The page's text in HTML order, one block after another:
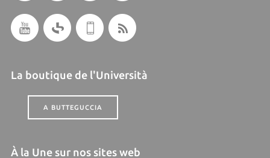
La boutique de l'Università
A BUTTEGUCCIA
À la Une sur nos sites web